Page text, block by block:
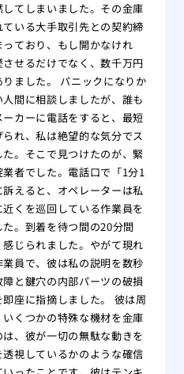
てしまいました。その金庫
いる大手取引先との契約締
ており、もし開かなけれ
せるだけでなく、数千万円
ました。 パニックになりか
間に相談しましたが、誰も
カーに電話をすると、最短
れ、私は絶望的な気分でス
。そこで見つけたのが、緊
者でした。電話口で「1分1
えると、オペレーターは私
くを巡回している作業員を
。到着を待つ間の20分間
じられました。やがて現れ
員で、彼は私の説明を数秒
と鍵穴の内部パーツの破損
座に指摘しました。 彼は周
くつかの特殊な機材を金庫
、彼が一切の無駄な動きを
視しているかのような確信